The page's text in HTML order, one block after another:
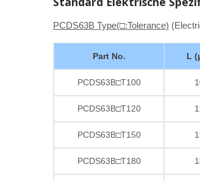
PCDS63B Type(□:Tolerance)
Part No. L
PCDS63B□T100
PCDS63B□T120
PCDS63B□T150
PCDS63B□T180